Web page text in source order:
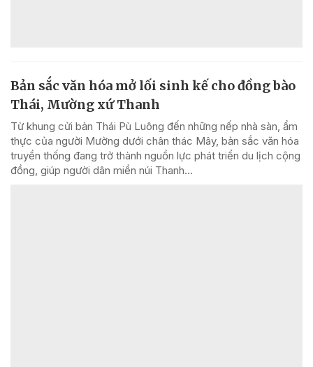
Bản sắc văn hóa mở lối sinh kế cho đồng bào
Thái, Mường xứ Thanh
Từ khung cửi bản Thái Pù Luông đến những nếp nhà sàn, ẩm
thực của người Mường dưới chân thác Mây, bản sắc văn hóa
truyền thống đang trở thành nguồn lực phát triển du lịch cộng
đồng, giúp người dân miền núi Thanh...